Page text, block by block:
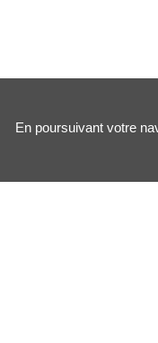
En poursuivant votre